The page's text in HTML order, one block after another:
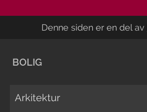
Denne siden er en del av
BOLIG
Arkitektur